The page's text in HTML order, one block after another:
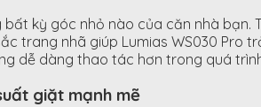
kỳ góc nhỏ nào của căn nhà bạn.
trang nhã giúp Lumias WS030 Pro
dễ dàng thao tác hơn trong quá
giặt mạnh mẽ